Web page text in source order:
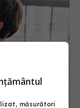
de a detecta
măsurători